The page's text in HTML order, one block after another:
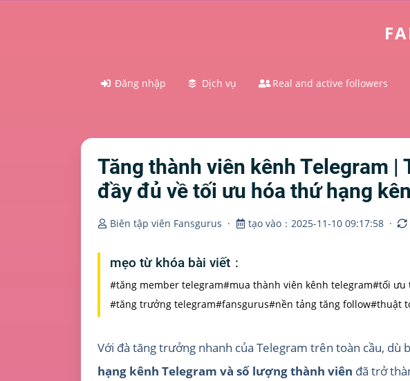
Đăng nhập Dịch vụ Real and active followers
Tăng thành viên kênh Telegram
đầy đủ về tối ưu hóa thứ hạng
Biên tập viên Fansgurus · tạo vào：2025-11-10 09:17:58 ·
mẹo từ khóa bài viết：
#tăng member telegram#mua thành viên kênh telegram#tối ưu
#tăng trưởng telegram#fansgurus#nền tảng tăng follow#thuật
Với đà tăng trưởng nhanh của Telegram trên toàn cầu,
hạng kênh Telegram và số lượng thành viên đã trở